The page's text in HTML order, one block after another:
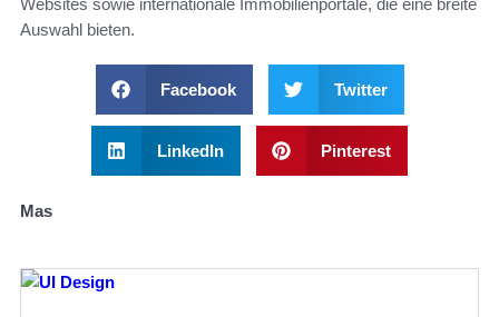
Websites sowie internationale Immobilienportale, die eine breite
Auswahl bieten.
Facebook Twitter
LinkedIn Pinterest
Mas